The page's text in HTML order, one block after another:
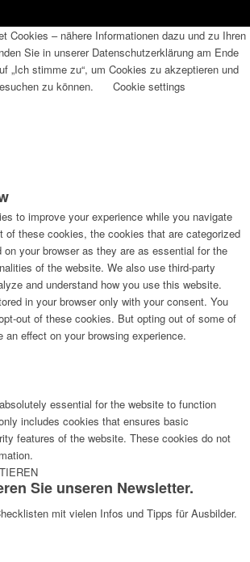
Cookies – nähere Informationen dazu und zu Ihren
Sie in unserer Datenschutzerklärung am Ende
„Ich stimme zu“, um Cookies zu akzeptieren und
zu können.
Cookie settings
to improve your experience while you navigate
of these cookies, the cookies that are categorized
your browser as they are as essential for the
of the website. We also use third-party
and understand how you use this website.
in your browser only with your consent. You
out of these cookies. But opting out of some of
effect on your browsing experience.
essential for the website to function
includes cookies that ensures basic
features of the website. These cookies do not
Sie unseren Newsletter.
mit vielen Infos und Tipps für Ausbilder.